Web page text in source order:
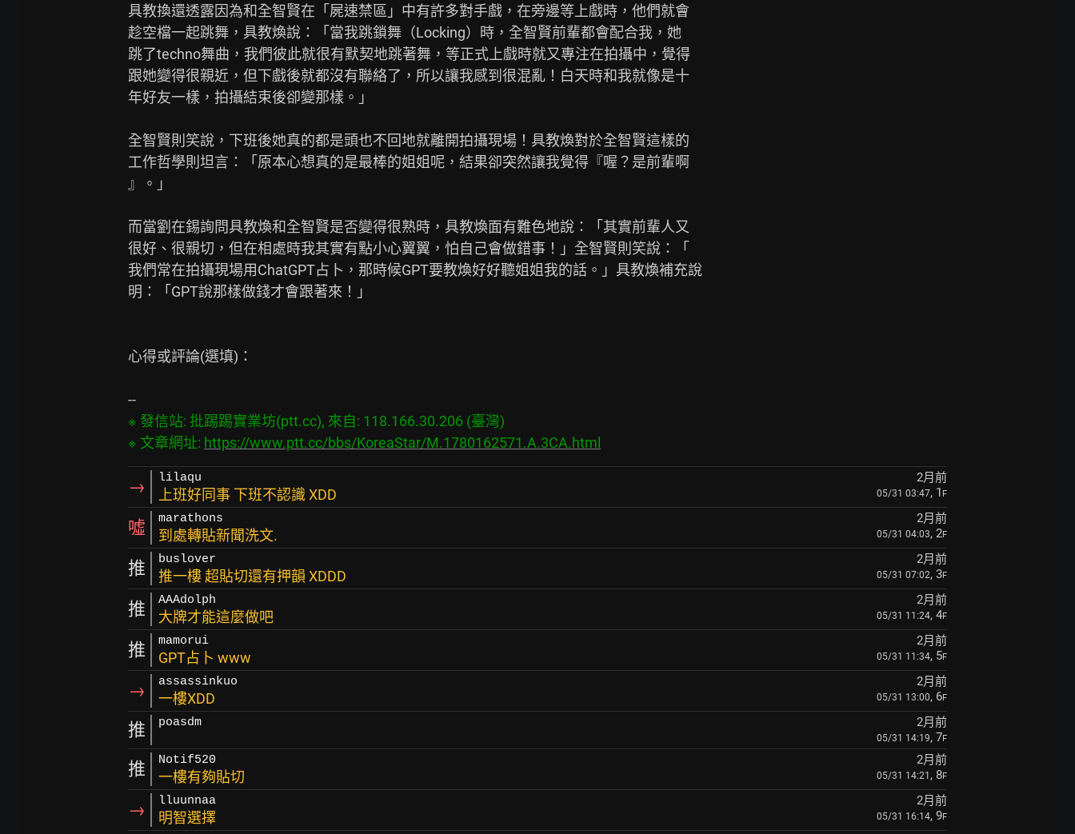
具教換還透露因為和全智賢在「屍速禁區」中有許多對手戲，在旁邊等上戲時，他們就會
趁空檔一起跳舞，具教煥說：「當我跳鎖舞（Locking）時，全智賢前輩都會配合我，她
跳了techno舞曲，我們彼此就很有默契地跳著舞，等正式上戲時就又專注在拍攝中，覺得
跟她變得很親近，但下戲後就都沒有聯絡了，所以讓我感到很混亂！白天時和我就像是十
年好友一樣，拍攝結束後卻變那樣。」
全智賢則笑說，下班後她真的都是頭也不回地就離開拍攝現場！具教煥對於全智賢這樣的
工作哲學則坦言：「原本心想真的是最棒的姐姐呢，結果卻突然讓我覺得『喔？是前輩啊
』。」
而當劉在錫詢問具教煥和全智賢是否變得很熟時，具教煥面有難色地說：「其實前輩人又
很好、很親切，但在相處時我其實有點小心翼翼，怕自己會做錯事！」全智賢則笑說：「
我們常在拍攝現場用ChatGPT占卜，那時候GPT要教煥好好聽姐姐我的話。」具教煥補充說
明：「GPT說那樣做錢才會跟著來！」
心得或評論(選填)：
※ 發信站: 批踢踢實業坊(ptt.cc), 來自: 118.166.30.206 (臺灣)
※ 文章網址: https://www.ptt.cc/bbs/KoreaStar/M.1780162571.A.3CA.html
→ lilaqu 2月前
上班好同事 下班不認識 XDD 05/31 03:47, 1 F
噓 marathons 2月前
到處轉貼新聞洗文. 05/31 04:03, 2F
推 buslover 2月前
推一樓 超貼切還有押韻 XDDD 05/31 07:02, 3F
推 AAAdolph 2月前
大牌才能這麼做吧 05/31 11:24, 4F
推 mamorui 2月前
GPT占卜 www 05/31 11:34, 5F
→ assassinkuo 2月前
一樓XDD 05/31 13:00, 6F
推 poasdm 2月前
05/31 14:19, 7F
推 Notif520 2月前
一樓有夠貼切 05/31 14:21 , 8F
→ lluunnaa 2月前
明智選擇 05/31 16:14, 9F